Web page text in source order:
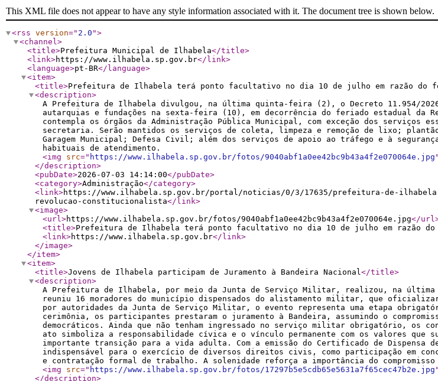
This XML file does not appear to have any style information associated with it. The document tree is shown below.
<rss version=" 2.0 ">
<channel>
<title>Prefeitura Municipal de Ilhabela</title>
<link>https://www.ilhabela.sp.gov.br</link>
<language>pt-BR</language>
<item>
<title>Prefeitura de Ilhabela terá ponto facultativo no dia 10 de julho em razão do
<description>
A Prefeitura de Ilhabela divulgou, na última quinta-feira (2), o Decreto 11.954/
autarquias e fundações na sexta-feira (10), em decorrência do feriado estadual da
contempla os órgãos da Administração Pública Municipal, com exceção dos serviços
secretaria. Serão mantidos os serviços de coleta, limpeza e remoção de lixo;
Garagem Municipal; Defesa Civil; além dos serviços de apoio ao tráfego e à
habituais de atendimento.
<img
src=" https://www.ilhabela.sp.gov.br/fotos/9040abf1a0ee42bc9b43a4f2e070064e.jpg "
</description>
<pubDate>2026-07-03 14:14:00</pubDate>
<category>Administração</category>
<link>https://www.ilhabela.sp.gov.br/portal/noticias/0/3/17635/prefeitura-de-
revolucao-constitucionalista</link>
<image>
<url>https://www.ilhabela.sp.gov.br/fotos/9040abf1a0ee42bc9b43a4f2e070064e.jpg</url
<title>Prefeitura de Ilhabela terá ponto facultativo no dia 10 de julho em razão do
<link>https://www.ilhabela.sp.gov.br</link>
</image>
</item>
<item>
<title>Jovens de Ilhabela participam de Juramento à Bandeira Nacional</title>
<description>
A Prefeitura de Ilhabela, por meio da Junta de Serviço Militar, realizou, na última
reuniu 16 moradores do município dispensados do alistamento militar, que
por autoridades da Junta de Serviço Militar, o evento representa uma etapa
cerimônia, os participantes prestaram o juramento à Bandeira, assumindo o
democráticos. Ainda que não tenham ingressado no serviço militar obrigatório, os
ato simboliza a responsabilidade cívica e o vínculo permanente com os valores que
importante transição para a vida adulta. Com a emissão do Certificado de Dispensa
indispensável para o exercício de diversos direitos civis, como participação em
e contratação formal de trabalho. A solenidade reforça a importância do
<img
src=" https://www.ilhabela.sp.gov.br/fotos/17297b5e5cdb65e5631a7f65cec47b2e.jpg "
</description>